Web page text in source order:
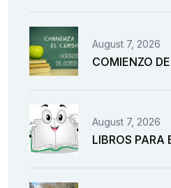
August 7, 2026
COMIENZO
August 7, 2026
LIBROS PARA